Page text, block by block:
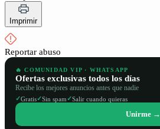
Imprimir
Reportar abuso
🔥 COMUNIDAD VIP · WHATSAPP
Ofertas exclusivas todos los días
Recibe los mejores anuncios antes que nadie
✓Gratis✓Sin spam✓Salir cuando quieras
Unirme →